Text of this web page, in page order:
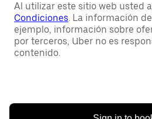
Al utilizar este sitio web usted
Condiciones. La información
ejemplo, información sobre
por terceros, Uber no es
contenido.